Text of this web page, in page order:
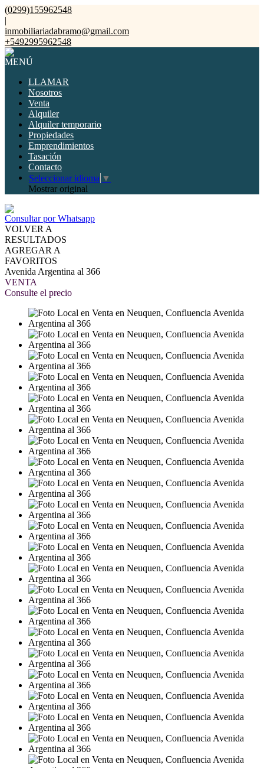
(0299)155962548
|
inmobiliariadabramo@gmail.com
+5492995962548
MENÚ
LLAMAR
Nosotros
Venta
Alquiler
Alquiler temporario
Propiedades
Emprendimientos
Tasación
Contacto
Seleccionar idioma ▼
Mostrar original
Consultar por Whatsapp
VOLVER A
RESULTADOS
AGREGAR A
FAVORITOS
Avenida Argentina al 366
VENTA
Consulte el precio